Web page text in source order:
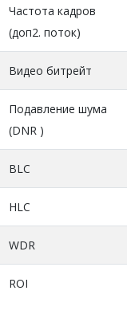
Частота кадров
(доп2. поток)
Видео битрейт
Подавление шума
(DNR )
BLC
HLC
WDR
ROI